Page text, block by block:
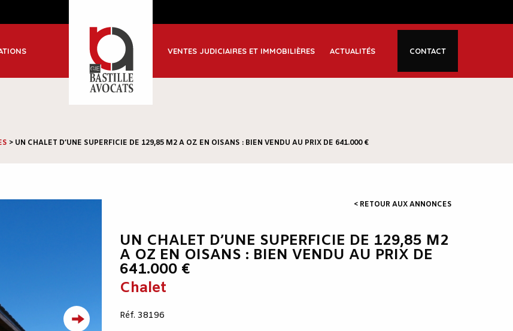
VENTES JUDICIAIRES ET IMMOBILIÈRES ACTUALITÉS CONTACT
> UN CHALET D’UNE SUPERFICIE DE 129,85 M2 A OZ EN OISANS : BIEN VENDU AU PRIX DE 641.000 €
< RETOUR AUX ANNONCES
UN CHALET D’UNE SUPERFICIE DE 129,85 M2
A OZ EN OISANS : BIEN VENDU AU PRIX DE
641.000 €
Chalet
Réf. 38196